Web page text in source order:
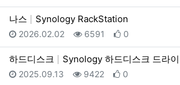
나스 Synology RackStation
등록일
2026.02.02 조회
6591 추천
0
하드디스크 Synology 하드디스크 드라
등록일
2025.09.13 조회
9422 추천
0